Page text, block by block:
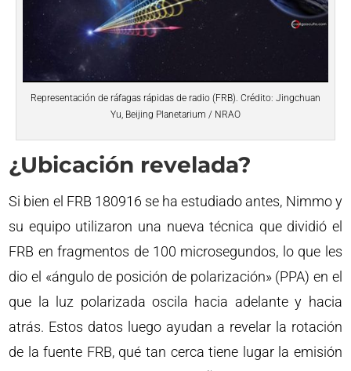
Representación de ráfagas rápidas de radio (FRB). Crédito: Jingchuan
Yu, Beijing Planetarium / NRAO
¿Ubicación revelada?
Si bien el FRB 180916 se ha estudiado antes, Nimmo y
su equipo utilizaron una nueva técnica que dividió el
FRB en fragmentos de 100 microsegundos, lo que les
dio el «ángulo de posición de polarización» (PPA) en el
que la luz polarizada oscila hacia adelante y hacia
atrás. Estos datos luego ayudan a revelar la rotación
de la fuente FRB, qué tan cerca tiene lugar la emisión